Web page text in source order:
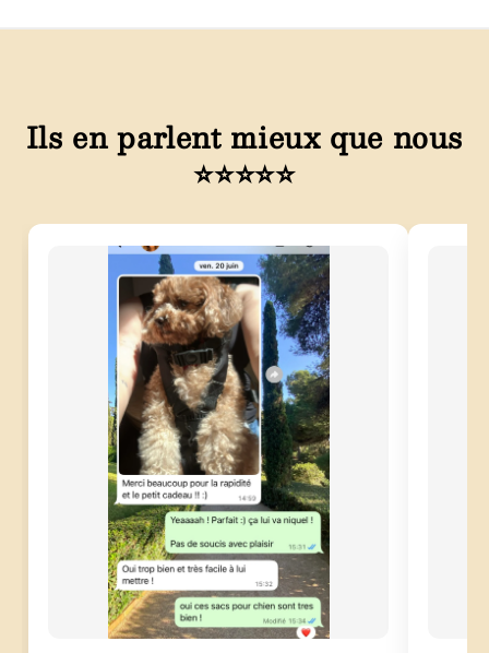
Ils en parlent mieux que nous
⭐⭐⭐⭐⭐